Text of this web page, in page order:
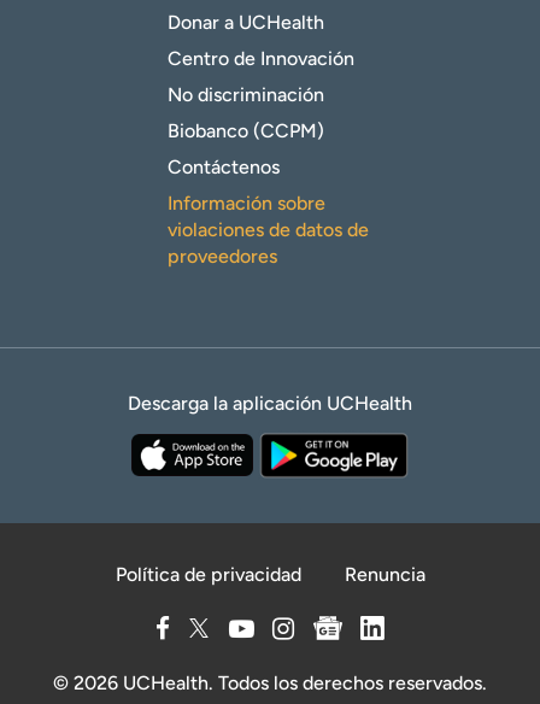
Donar a UCHealth
Centro de Innovación
No discriminación
Biobanco (CCPM)
Contáctenos
Información sobre
violaciones de datos de
proveedores
Descarga la aplicación UCHealth
Política de privacidad Renuncia
© 2026 UCHealth. Todos los derechos reservados.